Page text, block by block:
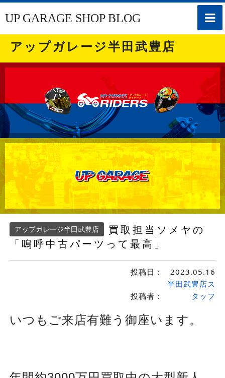
toggle
UP GARAGE SHOP BLOG
アップガレージ半田武豊店
アップガレージ半田武豊店
買取担当ソメヤの
「嗚呼中古パーツって最高」
投稿日： 2023.05.16
投稿者：
半田武豊店ス
タッフ
いつもご来店有難う御座います。